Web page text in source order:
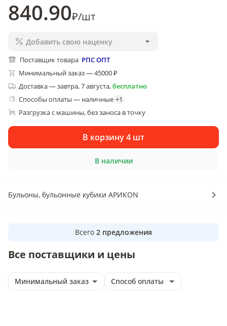
840.90₽/шт
Добавить свою наценку
Поставщик товара РПС ОПТ
Минимальный заказ — 45000 ₽
Доставка—завтра, 7 августа,бесплатно
Способы оплаты — наличные +1
Разгрузка с машины, без заноса в точку
В корзину 4 шт
В наличии
Бульоны, бульонные кубики АРИКОN
Всего 2 предложения
Все поставщики и цены
Минимальный заказ Способ оплаты